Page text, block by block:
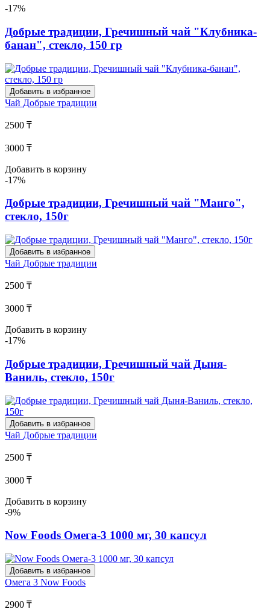
-17%
Добрые традиции, Гречишный чай "Клубника-
банан", стекло, 150 гр
Добавить в избранное
Чай Добрые традиции
2500 ₸
3000 ₸
Добавить в корзину
-17%
Добрые традиции, Гречишный чай "Манго",
стекло, 150г
Добавить в избранное
Чай Добрые традиции
2500 ₸
3000 ₸
Добавить в корзину
-17%
Добрые традиции, Гречишный чай Дыня-
Ваниль, стекло, 150г
Добавить в избранное
Чай Добрые традиции
2500 ₸
3000 ₸
Добавить в корзину
-9%
Now Foods Омега-3 1000 мг, 30 капсул
Добавить в избранное
Омега 3 Now Foods
2900 ₸